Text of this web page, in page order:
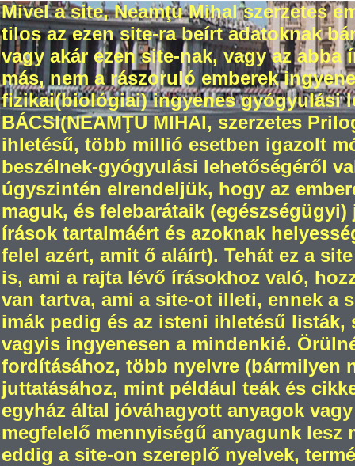
Mivel a site, Neamţu Mihal szerzetes
tilos az ezen site-ra beírt adatoknak
vagy akár ezen site-nak, vagy az
más, nem a rászoruló emberek
fizikai(biológiai) ingyenes gyógyulási
BÁCSI(NEAMŢU MIHAI, szerzetes
ihletésű, több millió esetben igazolt
beszélnek-gyógyulási lehetőségéről
úgyszintén elrendeljük, hogy az
maguk, és felebarátaik
írások tartalmáért és azoknak
felel azért, amit ő aláírt). Tehát ez a
is, ami a rajta lévő írásokhoz való,
van tartva, ami a site-ot illeti, ennek a
imák pedig és az isteni ihletésű
vagyis ingyenesen a mindenkié.
fordításához, több nyelvre (bármilyen
juttatásához, mint például teák és
egyház által jóváhagyott anyagok
megfelelő mennyiségű anyagunk lesz
eddig a site-on szereplő nyelvek,